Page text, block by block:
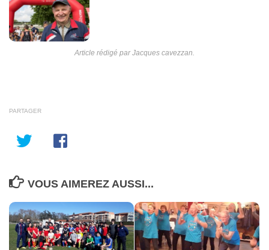
Article rédigé par Jacques cavezzan.
PARTAGER
VOUS AIMEREZ AUSSI...